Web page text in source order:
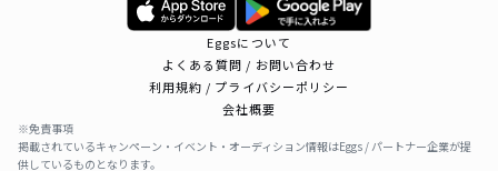
Eggsについて
よくある質問 / お問い合わせ
利用規約 / プライバシーポリシー
会社概要
※免責事項
掲載されているキャンペーン・イベント・オーディション情報はEggs / パートナー企業が提
供しているものとなります。